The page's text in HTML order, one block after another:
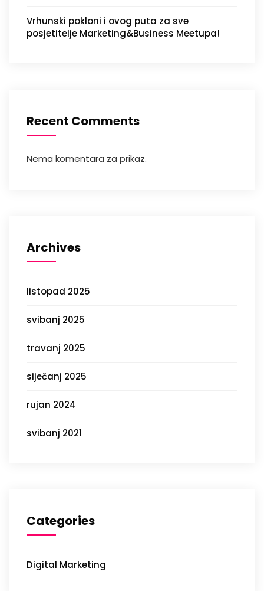
Vrhunski pokloni i ovog puta za sve
posjetitelje Marketing&Business Meetupa!
Recent Comments
Nema komentara za prikaz.
Archives
listopad 2025
svibanj 2025
travanj 2025
siječanj 2025
rujan 2024
svibanj 2021
Categories
Digital Marketing